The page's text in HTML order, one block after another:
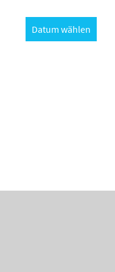
Datum wählen